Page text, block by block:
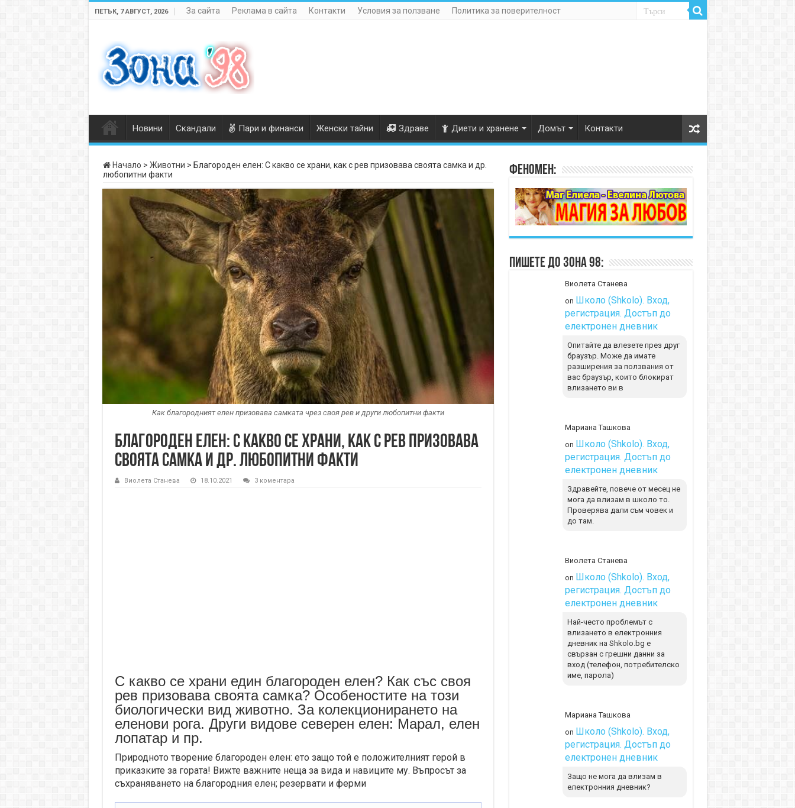
ПЕТЪК, 7 АВГУСТ, 2026 За сайта Реклама в сайта Контакти Условия за ползване Политика за поверителност
Новини Скандали Пари и финанси Женски тайни Здраве Диети и хранене Домът Контакти
Начало > Животни > Благороден елен: С какво се храни, как с рев призовава своята самка и др.
любопитни факти
Как благородният елен призовава самката чрез своя рев и други любопитни факти
Благороден елен: С какво се храни, как с рев призовава
своята самка и др. любопитни факти
Виолета Станева 18.10.2021 3 коментара
С какво се храни един благороден елен? Как със своя
рев призовава своята самка? Особеностите на този
биологически вид животно. За колекционирането на
еленови рога. Други видове северен елен: Марал, елен
лопатар и пр.
Природното творение благороден елен: ето защо той е положителният герой в
приказките за гората! Вижте важните неща за вида и навиците му. Въпросът за
съхраняването на благородния елен; резервати и ферми
Феномен:
Пишете до Зона 98:
Виолета Станева
on Школо (Shkolo). Вход,
регистрация. Достъп до
електронен дневник
Опитайте да влезете през друг
браузър. Може да имате
разширения за ползвания от
вас браузър, които блокират
влизането ви в
Мариана Ташкова
on Школо (Shkolo). Вход,
регистрация. Достъп до
електронен дневник
Здравейте, повече от месец не
мога да влизам в школо то.
Проверява дали съм човек и
до там.
Виолета Станева
on Школо (Shkolo). Вход,
регистрация. Достъп до
електронен дневник
Най-често проблемът с
влизането в електронния
дневник на Shkolo.bg е
свързан с грешни данни за
вход (телефон, потребителско
име, парола)
Мариана Ташкова
on Школо (Shkolo). Вход,
регистрация. Достъп до
електронен дневник
Защо не мога да влизам в
електронния дневник?